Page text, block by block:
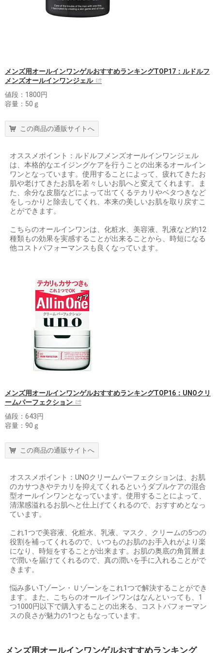
メンズ用オールインワンゲルおすすめランキングTOP17：ルドルフ
メンズオールインワンジェル
値段：1800円
容量：50ｇ
この商品の通販サイトへ
オススメポイント：ルドルフメンズオールインワンジェル
は、本格的なエイジングケアを行うことの出来るオールイン
ワンとなっています。使用することによって、疲れてきたお
肌や老けてきたお肌を若々しいお肌へと変えてくれます。ま
た、余分な皮脂などによって出てくるテカリやベタつきなど
をしっかりと除去してくれ、本来の美しいお肌を取り戻すこ
とができます。
こちらのオールインワンは、化粧水、美容液、乳液など約12
種類もの効果を実感することが出来ることから、時短になる
他コストパフォーマンスも良くなっています。
メンズ用オールインワンゲルおすすめランキングTOP16：UNOクリ
ームパーフェクション
値段：643円
容量：90ｇ
この商品の通販サイトへ
オススメポイント：UNOクリームパーフェクションは、お肌
のカサつきやテカリを抑えてくれるというダブルケアの混合
型オールインワンとなっています。使用することによって、
清潔感溢れるお肌へと仕上げてくれるので、おすすめとなっ
ています。
これ1つで美容液、化粧水、乳液、マスク、クリームの5つの
役割を補ってくれるので、いつものお肌のお手入れがより楽
になり、時短をすることが出来ます。お肌の奥底の角質層ま
で潤いを届けてくれるので、真の潤いを手に入れることがで
きます。
悩み多いTゾーン・Ｕゾーンをこれ1つで解決することができ
ます。また、こちらのオールインワンはなんといっても、1
つ1000円以下で購入することの出来る、コストパフォーマン
スの良さが魅力の1つともなっています。
メンズ用オールインワンゲルおすすめランキング